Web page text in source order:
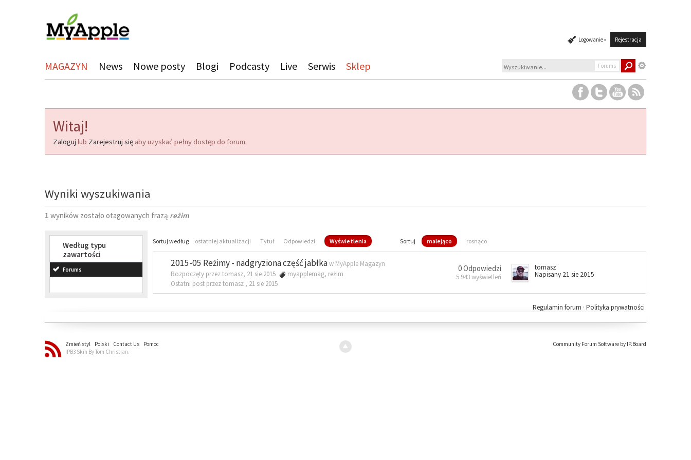
Logowanie » Rejestracja
MAGAZYN News Nowe posty Blogi Podcasty Live Serwis Sklep Forums
Witaj!
Zaloguj lub Zarejestruj się aby uzyskać pełny dostęp do forum.
Wyniki wyszukiwania
1 wyników zostało otagowanych frazą reżim
Według typu
zawartości
Forums
Sortuj według ostatniej aktualizacji Tytuł Odpowiedzi Wyświetlenia Sortuj malejąco rosnąco
2015-05 Reżimy - nadgryziona część jabłkaw MyApple Magazyn
Rozpoczęty przez tomasz, 21 sie 2015
myapplemag, reżim
Ostatni post przez tomasz , 21 sie 2015
0 Odpowiedzi
5 943 wyświetleń
tomasz
Napisany 21 sie 2015
Polityka prywatności
Regulamin forum ·
Zmień styl Polski Contact Us
Pomoc
IPB3 Skin By Tom Christian.
Community Forum Software by IP.Board